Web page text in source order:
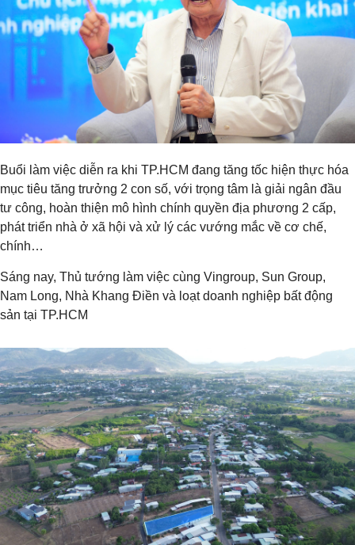
Buổi làm việc diễn ra khi TP.HCM đang tăng tốc hiện thực hóa
mục tiêu tăng trưởng 2 con số, với trọng tâm là giải ngân đầu
tư công, hoàn thiện mô hình chính quyền địa phương 2 cấp,
phát triển nhà ở xã hội và xử lý các vướng mắc về cơ chế,
chính…
Sáng nay, Thủ tướng làm việc cùng Vingroup, Sun Group,
Nam Long, Nhà Khang Điền và loạt doanh nghiệp bất động
sản tại TP.HCM